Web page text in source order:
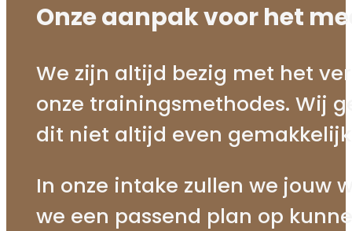
Onze aanpak voor het
We zijn altijd bezig met het
onze trainingsmethodes. Wij
dit niet altijd even
In onze intake zullen we jouw
we een passend plan op